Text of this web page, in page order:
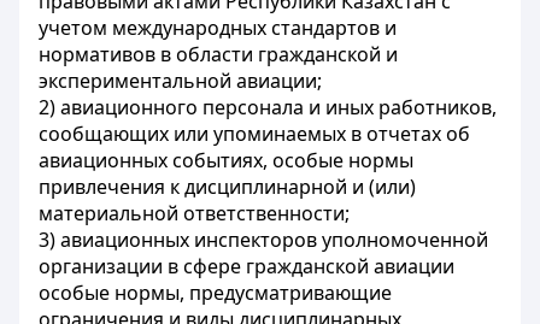
учетом международных стандартов и
нормативов в области гражданской и
экспериментальной авиации;
2) авиационного персонала и иных работников,
сообщающих или упоминаемых в отчетах об
авиационных событиях, особые нормы
привлечения к дисциплинарной и (или)
материальной ответственности;
3) авиационных инспекторов уполномоченной
организации в сфере гражданской авиации
особые нормы, предусматривающие